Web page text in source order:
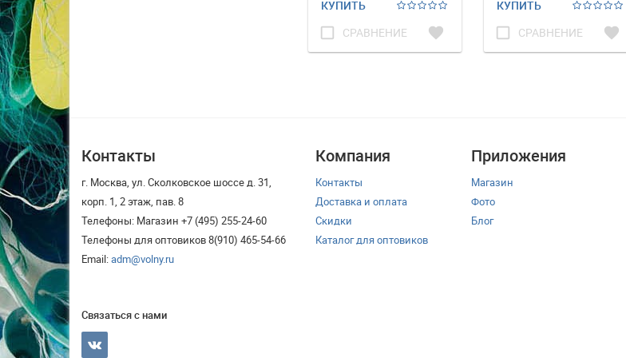
КУПИТЬ
check_box_outline_blank СРАВНЕНИЕ favorite
КУПИТЬ
check_box_outline_blank СРАВНЕНИЕ favorite
Контакты
г. Москва, ул. Сколковское шоссе д. 31,
корп. 1, 2 этаж, пав. 8
Телефоны: Магазин +7 (495) 255-24-60
Телефоны для оптовиков 8(910) 465-54-66
Email:adm@volny.ru
Связаться с нами
Компания
Контакты
Доставка и оплата
Скидки
Каталог для оптовиков
Приложения
Магазин
Фото
Блог